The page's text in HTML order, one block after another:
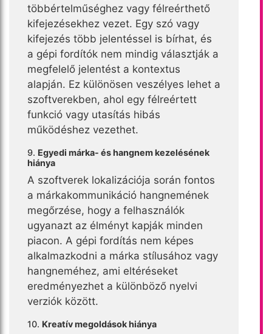
többértelműséghez vagy félreérthető
kifejezésekhez vezet. Egy szó vagy
kifejezés több jelentéssel is bírhat, és
a gépi fordítók nem mindig választják a
megfelelő jelentést a kontextus
alapján. Ez különösen veszélyes lehet a
szoftverekben, ahol egy félreértett
funkció vagy utasítás hibás
működéshez vezethet.
9. Egyedi márka- és hangnem kezelésének
hiánya
A szoftverek lokalizációja során fontos
a márkakommunikáció hangnemének
megőrzése, hogy a felhasználók
ugyanazt az élményt kapják minden
piacon. A gépi fordítás nem képes
alkalmazkodni a márka stílusához vagy
hangneméhez, ami eltéréseket
eredményezhet a különböző nyelvi
verziók között.
10. Kreatív megoldások hiánya